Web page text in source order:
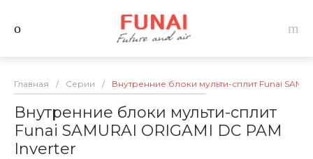
Главная / Серии / Внутренние блоки мульти-сплит Funai
Внутренние блоки мульти-сплит
Funai SAMURAI ORIGAMI DC PAM
Inverter